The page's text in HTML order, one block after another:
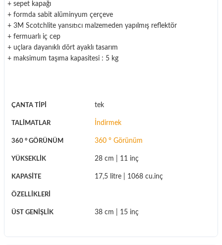
+ sepet kapağı
+ formda sabit alüminyum çerçeve
+ 3M Scotchlite yansıtıcı malzemeden yapılmış reflektör
+ fermuarlı iç cep
+ uçlara dayanıklı dört ayaklı tasarım
+ maksimum taşıma kapasitesi : 5 kg
ÇANTA TİPİ tek
TALİMATLAR İndirmek
360 ° GÖRÜNÜM 360 ° Görünüm
YÜKSEKLİK 28 cm | 11 inç
KAPASITE 17,5 litre | 1068 cu.inç
ÖZELLİKLERİ
ÜST GENİŞLİK 38 cm | 15 inç